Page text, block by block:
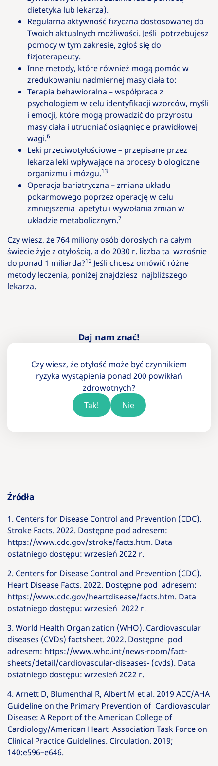
dietetyka lub lekarza).
Regularna aktywność fizyczna dostosowanej do
Twoich aktualnych możliwości. Jeśli potrzebujesz
pomocy w tym zakresie, zgłoś się do
fizjoterapeuty.
Inne metody, które również mogą pomóc w
zredukowaniu nadmiernej masy ciała to:
Terapia behawioralna – współpraca z
psychologiem w celu identyfikacji wzorców, myśli
i emocji, które mogą prowadzić do przyrostu
masy ciała i utrudniać osiągnięcie prawidłowej
wagi.6
Leki przeciwotyłościowe – przepisane przez
lekarza leki wpływające na procesy biologiczne
organizmu i mózgu.13
Operacja bariatryczna – zmiana układu
pokarmowego poprzez operację w celu
zmniejszenia apetytu i wywołania zmian w
układzie metabolicznym.7
Czy wiesz, że 764 miliony osób dorosłych na całym
świecie żyje z otyłością, a do 2030 r. liczba ta wzrośnie
do ponad 1 miliarda?13 Jeśli chcesz omówić różne
metody leczenia, poniżej znajdziesz najbliższego
lekarza.
Daj nam znać!
Czy wiesz, że otyłość może być czynnikiem
ryzyka wystąpienia ponad 200 powikłań
zdrowotnych?
Tak!
Nie
Źródła
1. Centers for Disease Control and Prevention (CDC).
Stroke Facts. 2022. Dostępne pod adresem:
https://www.cdc.gov/stroke/facts.htm. Data
ostatniego dostępu: wrzesień 2022 r.
2. Centers for Disease Control and Prevention (CDC).
Heart Disease Facts. 2022. Dostępne pod adresem:
https://www.cdc.gov/heartdisease/facts.htm. Data
ostatniego dostępu: wrzesień 2022 r.
3. World Health Organization (WHO). Cardiovascular
diseases (CVDs) factsheet. 2022. Dostępne pod
adresem: https://www.who.int/news-room/fact-
sheets/detail/cardiovascular-diseases- (cvds). Data
ostatniego dostępu: wrzesień 2022 r.
4. Arnett D, Blumenthal R, Albert M et al. 2019 ACC/AHA
Guideline on the Primary Prevention of Cardiovascular
Disease: A Report of the American College of
Cardiology/American Heart Association Task Force on
Clinical Practice Guidelines. Circulation. 2019;
140:e596–e646.